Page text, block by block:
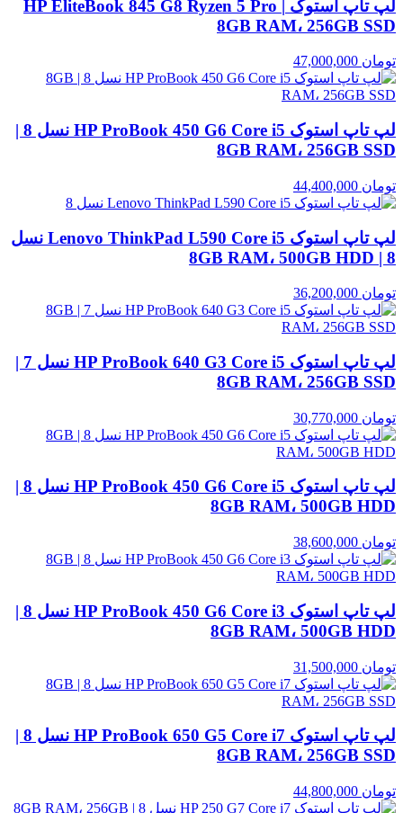
لپ تاپ استوک HP EliteBook 845 G8 Ryzen 5 Pro |
8GB RAM، 256GB SSD
تومان
لپ تاپ استوک HP ProBook 450 G6 Core i5 نسل 8 |
8GB RAM، 256GB SSD
تومان
لپ تاپ استوک Lenovo ThinkPad L590 Core i5 نسل
8 | 8GB RAM، 500GB HDD
تومان
لپ تاپ استوک HP ProBook 640 G3 Core i5 نسل 7 |
8GB RAM، 256GB SSD
تومان
لپ تاپ استوک HP ProBook 450 G6 Core i5 نسل 8 |
8GB RAM، 500GB HDD
تومان
لپ تاپ استوک HP ProBook 450 G6 Core i3 نسل 8 |
8GB RAM، 500GB HDD
تومان
لپ تاپ استوک HP ProBook 650 G5 Core i7 نسل 8 |
8GB RAM، 256GB SSD
تومان